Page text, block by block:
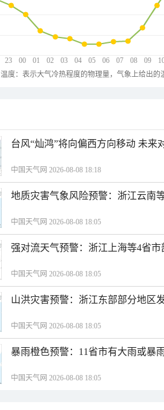
23 00 01 02 03 04 05 06 07 08 09
温度：表示大气冷热程度的物理量，气象上给出
台风“灿鸿”将向偏西方向移动 未来
中国天气网 2026-08-08 18:18
地质灾害气象风险预警：浙江云南
中国天气网 2026-08-08 18:05
强对流天气预警：浙江上海等4省
中国天气网 2026-08-08 18:05
山洪灾害预警：浙江东部部分地区
中国天气网 2026-08-08 18:05
暴雨橙色预警：11省市有大雨或暴
中国天气网 2026-08-08 18:05